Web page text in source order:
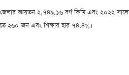
জেলার আয়তন ২,৭৪৯.১৬ বর্গ কিমি এবং ২০২২
২৬০ জন এবং শিক্ষার হার ৭৪.৪%।